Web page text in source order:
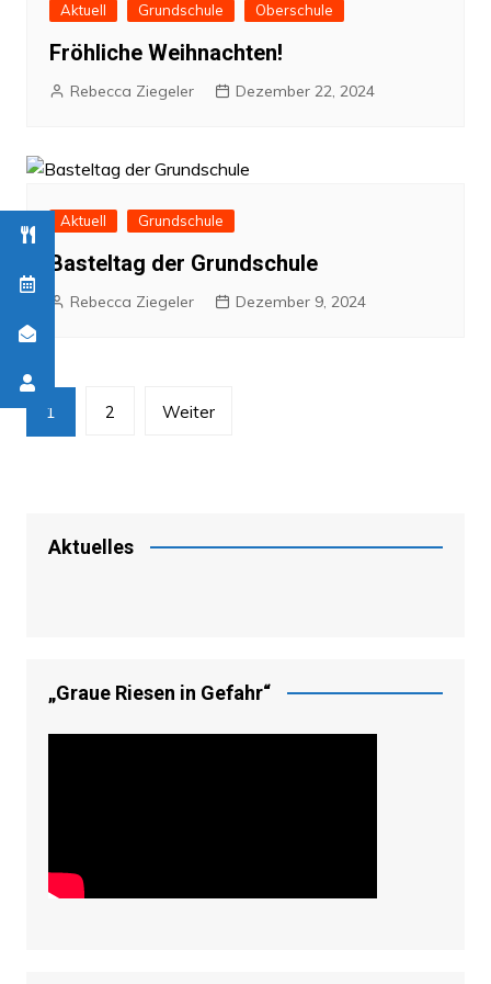
Aktuell Grundschule Oberschule
Fröhliche Weihnachten!
Rebecca Ziegeler Dezember 22, 2024
Aktuell Grundschule
Basteltag der Grundschule
Rebecca Ziegeler Dezember 9, 2024
Beitragsnavigation
1 2 Weiter
Aktuelles
„Graue Riesen in Gefahr“